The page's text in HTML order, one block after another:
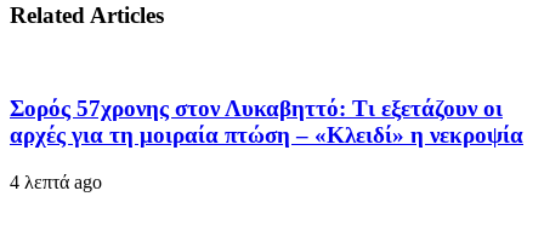
Related Articles
Σορός 57χρονης στον Λυκαβηττό: Τι εξετάζουν οι
αρχές για τη μοιραία πτώση – «Κλειδί» η νεκροψία
4 λεπτά ago